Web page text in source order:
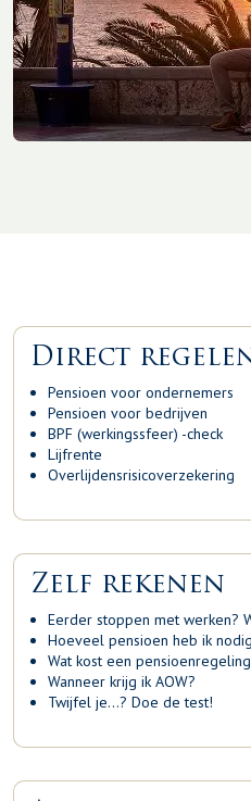
Direct
Pensioen voor ondernemers
Pensioen voor bedrijven
BPF (werkingssfeer) -check
Lijfrente
Overlijdensrisicoverzekering
Zelf rekenen
Eerder stoppen met werken?
Hoeveel pensioen heb ik
Wat kost een
Wanneer krijg ik AOW?
Twijfel je…? Doe de test!